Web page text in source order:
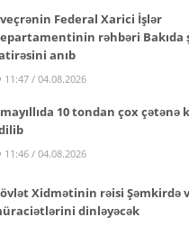
Federal Xarici İşlər
rəhbəri Bakıda
anıb
11:47 / 04.08.2026
10 tondan çox çətənə
11:46 / 04.08.2026
Xidmətinin rəisi Şəmkirdə
dinləyəcək